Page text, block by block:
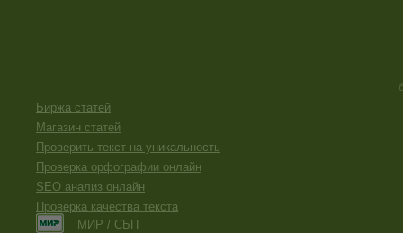
Биржа статей
Магазин статей
Проверить текст на уникальность
Проверка орфографии онлайн
SEO анализ онлайн
Проверка качества текста
МИР / СБП